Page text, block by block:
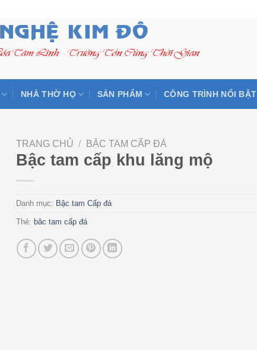
NHÀ THỜ HỌ SẢN PHẨM CÔNG TRÌNH NỔI BẬT
TRANG CHỦ / BẬC TAM CẤP ĐÁ
Bậc tam cấp khu lăng mộ
Danh mục: Bậc tam Cấp đá
Thẻ: bâc tam cấp đá